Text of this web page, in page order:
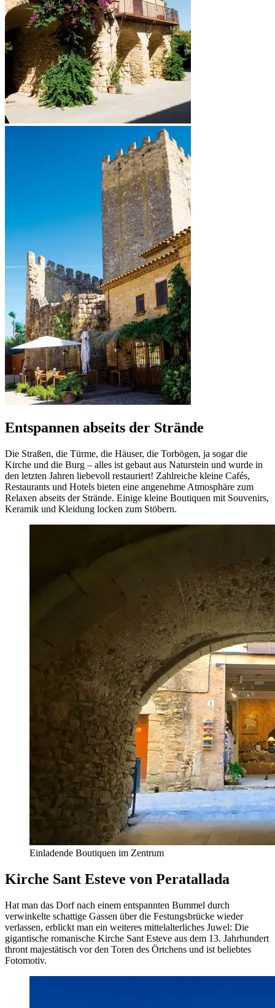
Entspannen abseits der Strände
Die Straßen, die Türme, die Häuser, die Torbögen, ja sogar die
Kirche und die Burg – alles ist gebaut aus Naturstein und wurde in
den letzten Jahren liebevoll restauriert! Zahlreiche kleine Cafés,
Restaurants und Hotels bieten eine angenehme Atmosphäre zum
Relaxen abseits der Strände. Einige kleine Boutiquen mit Souvenirs,
Keramik und Kleidung locken zum Stöbern.
Einladende Boutiquen im Zentrum
Kirche Sant Esteve von Peratallada
Hat man das Dorf nach einem entspannten Bummel durch
verwinkelte schattige Gassen über die Festungsbrücke wieder
verlassen, erblickt man ein weiteres mittelalterliches Juwel: Die
gigantische romanische Kirche Sant Esteve aus dem 13. Jahrhundert
thront majestätisch vor den Toren des Örtchens und ist beliebtes
Fotomotiv.